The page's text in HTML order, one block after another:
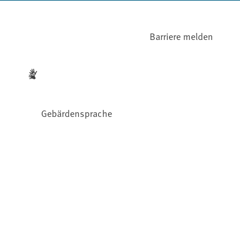
Gebärdensprache
Barriere melden